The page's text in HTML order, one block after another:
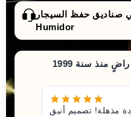
صناديق حفظ السيجار
Humidor
مذهلة! تصميم أنيق